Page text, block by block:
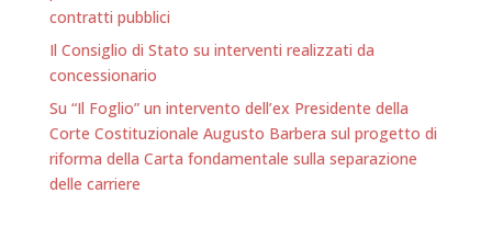
contratti pubblici
Il Consiglio di Stato su interventi realizzati da
concessionario
Su “Il Foglio” un intervento dell’ex Presidente della
Corte Costituzionale Augusto Barbera sul progetto di
riforma della Carta fondamentale sulla separazione
delle carriere